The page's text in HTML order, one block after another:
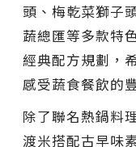
頭、梅乾菜獅子
蔬總匯等多款特
經典配方規劃，
感受蔬食餐飲的
除了聯名熱鍋料
渡米搭配古早味